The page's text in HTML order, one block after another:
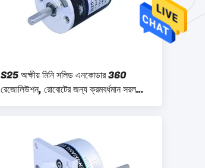
S25 অক্ষীয় মিনি সলিড এনকোডার 360
রেজোলিউশন, রোবোটের জন্য ক্রমবর্ধমান সরল
রোটারি এনকোডার 600 পিপিআর